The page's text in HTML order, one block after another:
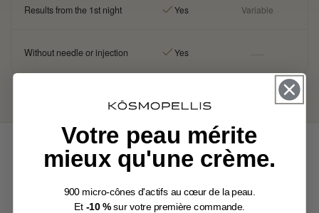
Results from the 1st night Yes Variable
Without needle or injection Yes
SEEN IN
Votre peau mérite
mieux qu'une crème.
900 micro-cônes d'actifs au cœur de la peau.
Et -10 %sur votre première commande.